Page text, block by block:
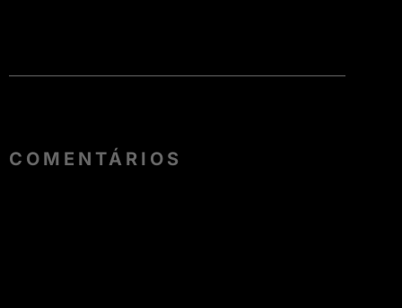
COMENTÁRIOS